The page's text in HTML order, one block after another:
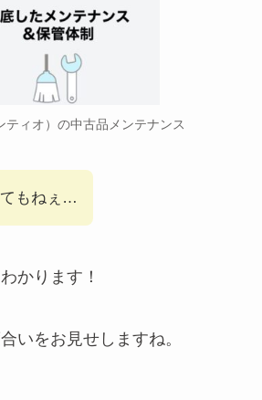
ティオ）の中古品メンテナンス
もねぇ…
かります！
いをお見せしますね。